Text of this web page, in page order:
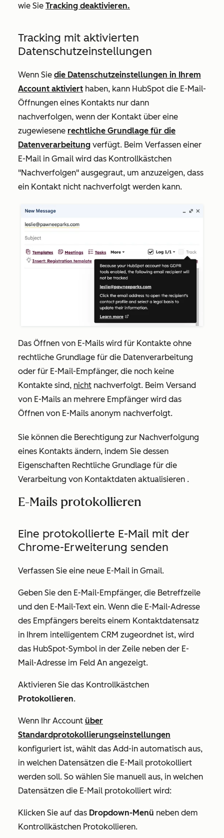
wie Sie Tracking deaktivieren.
Tracking mit aktivierten
Datenschutzeinstellungen
Wenn Sie die Datenschutzeinstellungen in Ihrem
Account aktiviert haben, kann HubSpot die E-Mail-
Öffnungen eines Kontakts nur dann
nachverfolgen, wenn der Kontakt über eine
zugewiesene rechtliche Grundlage für die
Datenverarbeitung verfügt. Beim Verfassen einer
E-Mail in Gmail wird das Kontrollkästchen
"Nachverfolgen" ausgegraut, um anzuzeigen, dass
ein Kontakt nicht nachverfolgt werden kann.
Das Öffnen von E-Mails wird für Kontakte ohne
rechtliche Grundlage für die Datenverarbeitung
oder für E-Mail-Empfänger, die noch keine
Kontakte sind, nicht nachverfolgt. Beim Versand
von E-Mails an mehrere Empfänger wird das
Öffnen von E-Mails anonym nachverfolgt.
Sie können die Berechtigung zur Nachverfolgung
eines Kontakts ändern, indem Sie dessen
Eigenschaften Rechtliche Grundlage für die
Verarbeitung von Kontaktdaten aktualisieren .
E-Mails protokollieren
Eine protokollierte E-Mail mit der
Chrome-Erweiterung senden
Verfassen Sie eine neue E-Mail in Gmail.
Geben Sie den E-Mail-Empfänger, die Betreffzeile
und den E-Mail-Text ein. Wenn die E-Mail-Adresse
des Empfängers bereits einem Kontaktdatensatz
in Ihrem intelligentem CRM zugeordnet ist, wird
das HubSpot-Symbol in der Zeile neben der E-
Mail-Adresse im Feld An angezeigt.
Aktivieren Sie das Kontrollkästchen
Protokollieren.
Wenn Ihr Account über
Standardprotokollierungseinstellungen
konfiguriert ist, wählt das Add-in automatisch aus,
in welchen Datensätzen die E-Mail protokolliert
werden soll. So wählen Sie manuell aus, in welchen
Datensätzen die E-Mail protokolliert wird:
Klicken Sie auf das Dropdown-Menü neben dem
Kontrollkästchen Protokollieren.